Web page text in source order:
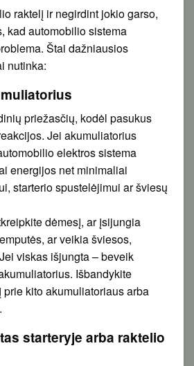
raktelį ir negirdint jokio garso,
kad automobilio sistema
Štai dažniausios
nutinka:
priežasčių, kodėl pasukus
Jei akumuliatorius
elektros sistema
energijos net minimaliai
starterio spustelėjimui ar šviesų
dėmesį, ar įsijungia
ar veikia šviesos,
viskas išjungta – beveik
Išbandykite
kito akumuliatoriaus arba
starteryje arba raktelio